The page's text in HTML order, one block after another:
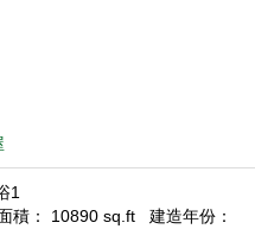
1
積： 10890 sq.ft
建造年份：